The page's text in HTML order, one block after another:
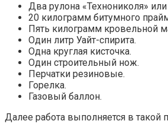
Два рулона «Технониколя»
20 килограмм битумного
Пять килограмм кровельной
Один литр Уайт-спирита.
Одна круглая кисточка.
Один строительный нож.
Перчатки резиновые.
Горелка.
Газовый баллон.
Далее работа выполняется в такой